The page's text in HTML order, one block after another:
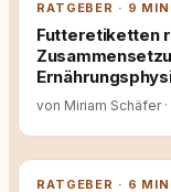
RATGEBER · 9 MIN
Futteretiketten
von Miriam Schäfer ·
RATGEBER · 6 MIN